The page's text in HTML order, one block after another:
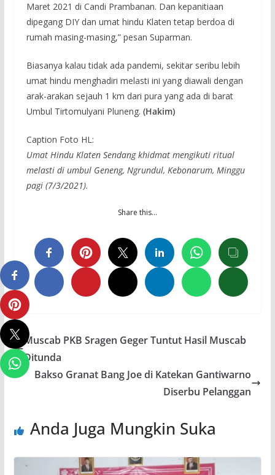
Maret 2021 di Candi Prambanan. Dan kepanitiaan
dipegang DIY dan umat hindu Klaten tetap berdoa di
rumah masing-masing,” pesan Suparman.
Biasanya kalau tidak ada pandemi, sekitar seribu lebih
umat hindu menghadiri melasti ini yang diawali dengan
arak-arakan sejauh 1 km dari pura yang ada di barat
Umbul Tirtomulyani Pluneng. (Hakim)
Caption Foto HL:
Umat Hindu Klaten Sendang khidmat mengikuti ritual
melasti di umbul Geneng, Ngrundul, Kebonarum, Minggu
pagi (7/3/2021).
Share this…
Muscab PKB Sragen Geger Tuntut Hasil Muscab
Ditunda
Bakso Granat Bang Joe di Katekan Gantiwarno
Diserbu Pelanggan
Anda Juga Mungkin Suka